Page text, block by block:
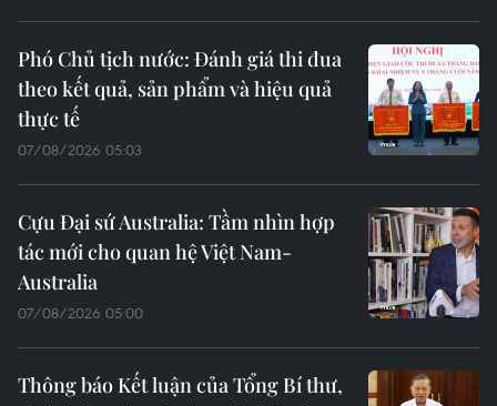
Phó Chủ tịch nước: Đánh giá thi đua
theo kết quả, sản phẩm và hiệu quả
thực tế
07/08/2026 05:03
Cựu Đại sứ Australia: Tầm nhìn hợp
tác mới cho quan hệ Việt Nam-
Australia
07/08/2026 05:00
Thông báo Kết luận của Tổng Bí thư,